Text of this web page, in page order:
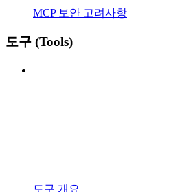
MCP 보안 고려사항
도구 (Tools)
도구 개요